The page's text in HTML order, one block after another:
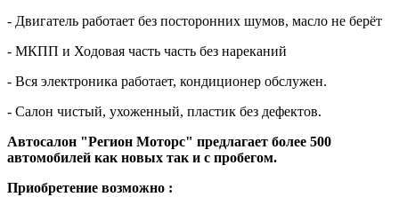
- Двигатель работает без посторонних шумов, масло не берёт
- МКПП и Ходовая часть часть без нареканий
- Вся электроника работает, кондиционер обслужен.
- Салон чистый, ухоженный, пластик без дефектов.
Автосалон "Регион Моторс" предлагает более 500
автомобилей как новых так и с пробегом.
Приобретение возможно :